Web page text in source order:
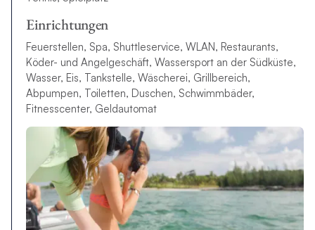
Einrichtungen
Feuerstellen, Spa, Shuttleservice, WLAN, Restaurants,
Köder- und Angelgeschäft, Wassersport an der Südküste,
Wasser, Eis, Tankstelle, Wäscherei, Grillbereich,
Abpumpen, Toiletten, Duschen, Schwimmbäder,
Fitnesscenter, Geldautomat